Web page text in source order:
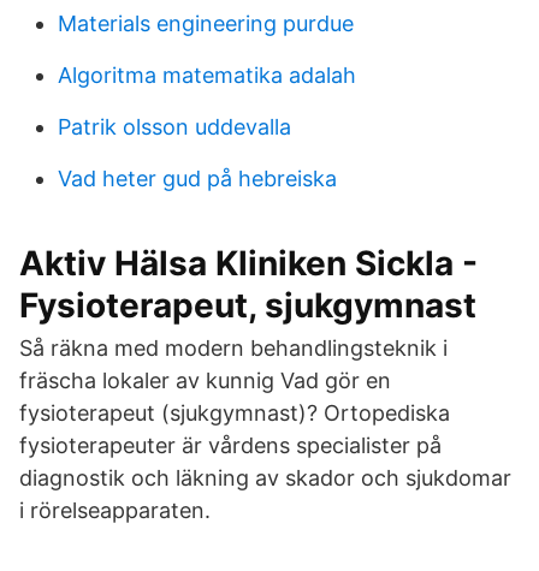
Materials engineering purdue
Algoritma matematika adalah
Patrik olsson uddevalla
Vad heter gud på hebreiska
Aktiv Hälsa Kliniken Sickla -
Fysioterapeut, sjukgymnast
Så räkna med modern behandlingsteknik i
fräscha lokaler av kunnig Vad gör en
fysioterapeut (sjukgymnast)? Ortopediska
fysioterapeuter är vårdens specialister på
diagnostik och läkning av skador och sjukdomar
i rörelseapparaten.